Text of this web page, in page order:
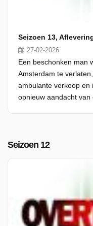
Seizoen 13,
27-02-2026
Een beschonken man
Amsterdam te
ambulante verkoop en
opnieuw aandacht van
Seizoen 12